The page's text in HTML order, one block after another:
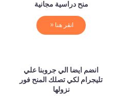
منح دراسية مجانية
انقر هنا
انضم ايضا الي جروبنا علي
تليجرام لكي تصلك المنح فور
نزولها